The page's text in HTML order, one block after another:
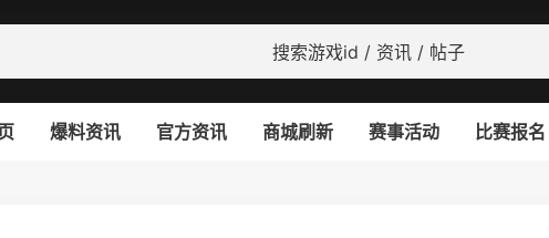
爆料资讯 官方资讯 商城刷新 赛事活动 比赛报名